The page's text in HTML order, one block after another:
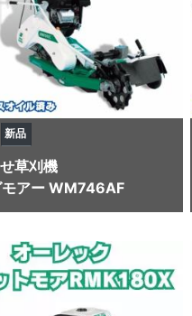
新品
草刈機
モアー WM746AF